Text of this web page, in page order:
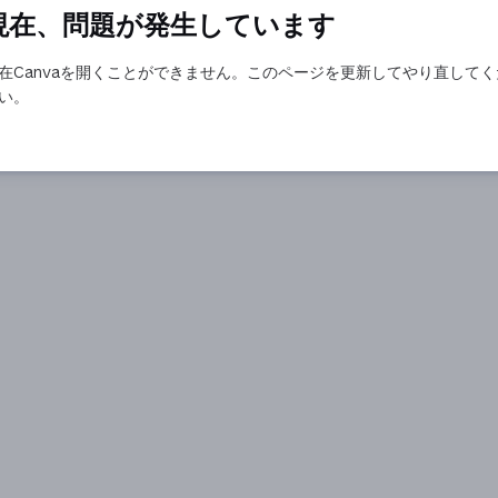
在、問題が発生しています
Canvaを開くことができません。このページを更新してやり直して
。